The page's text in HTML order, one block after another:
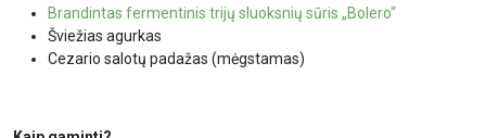
Brandintas fermentinis trijų sluoksnių sūris „Bolero“
Šviežias agurkas
Cezario salotų padažas (mėgstamas)